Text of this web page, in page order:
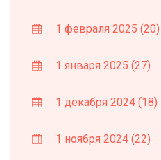
1 февраля 2025 (20)
1 января 2025 (27)
1 декабря 2024 (18)
1 ноября 2024 (22)